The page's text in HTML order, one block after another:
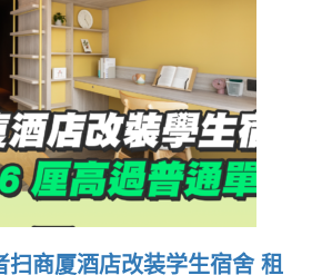
扫商厦酒店改装学生宿舍 租